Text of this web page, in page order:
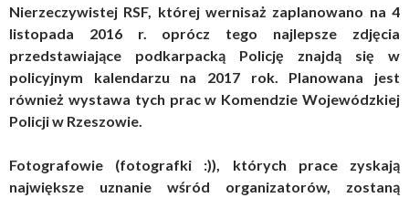
Nierzeczywistej RSF, której wernisaż zaplanowano na 4
listopada 2016 r. oprócz tego najlepsze zdjęcia
przedstawiające podkarpacką Policję znajdą się w
policyjnym kalendarzu na 2017 rok. Planowana jest
również wystawa tych prac w Komendzie Wojewódzkiej
Policji w Rzeszowie.
Fotografowie (fotografki :)), których prace zyskają
największe uznanie wśród organizatorów, zostaną